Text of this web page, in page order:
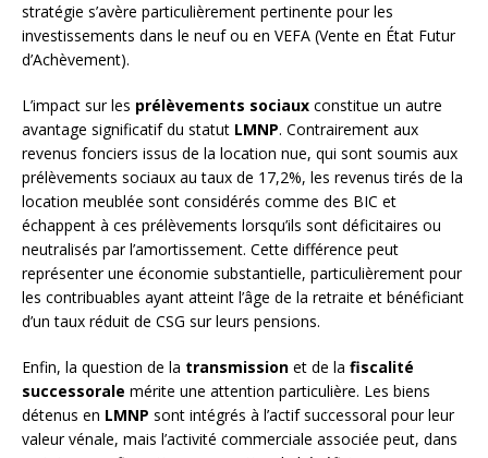
stratégie s’avère particulièrement pertinente pour les
investissements dans le neuf ou en VEFA (Vente en État Futur
d’Achèvement).
L’impact sur les prélèvements sociaux constitue un autre
avantage significatif du statut LMNP. Contrairement aux
revenus fonciers issus de la location nue, qui sont soumis aux
prélèvements sociaux au taux de 17,2%, les revenus tirés de la
location meublée sont considérés comme des BIC et
échappent à ces prélèvements lorsqu’ils sont déficitaires ou
neutralisés par l’amortissement. Cette différence peut
représenter une économie substantielle, particulièrement pour
les contribuables ayant atteint l’âge de la retraite et bénéficiant
d’un taux réduit de CSG sur leurs pensions.
Enfin, la question de la transmission et de la fiscalité
successorale mérite une attention particulière. Les biens
détenus en LMNP sont intégrés à l’actif successoral pour leur
valeur vénale, mais l’activité commerciale associée peut, dans